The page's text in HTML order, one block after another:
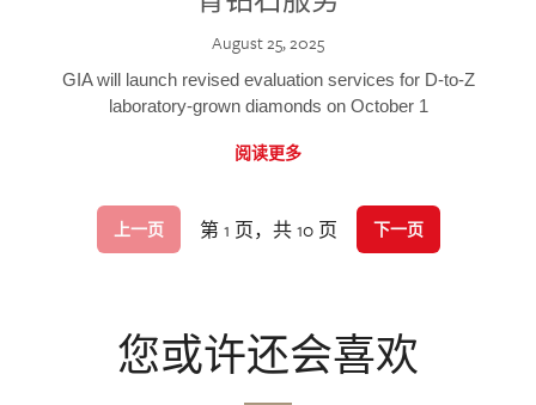
August 25, 2025
GIA will launch revised evaluation services for D-to-Z
laboratory-grown diamonds on October 1
阅读更多
上一页 第 1 页，共 10 页 下一页
您或许还会喜欢